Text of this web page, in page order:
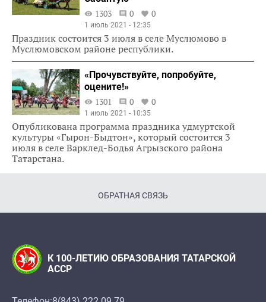
1303
0 0
1 июль 2021 - 12:35
Праздник состоится 3 июля в селе Муслюмово в
Муслюмовском районе республики.
«Прочувствуйте, попробуйте,
оцените!»
1301
0 0
1 июль 2021 - 10:35
Опубликована программа праздника удмуртской
культуры «Гырон-Быдтон», который состоится 3
июля в селе Варклед-Бодья Агрызского района
Татарстана.
ОБРАТНАЯ СВЯЗЬ
К 100-ЛЕТИЮ ОБРАЗОВАНИЯ ТАТАРСКОЙ
АССР